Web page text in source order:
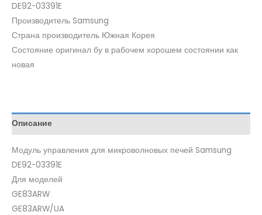
DE92-03391E
Производитель Samsung
Страна производитель Южная Корея
Состояние оригинал бу в рабочем хорошем состоянии как
новая
Описание
Модуль управления для микроволновых печей Samsung
DE92-03391E
Для моделей
GE83ARW
GE83ARW/UA